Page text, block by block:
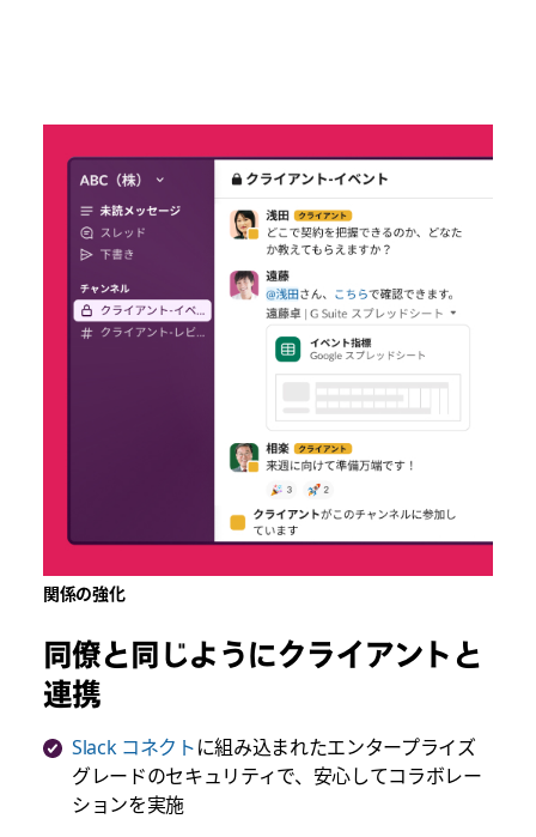
関係の強化
同僚と同じようにクライアントと
連携
Slack コネクトに組み込まれたエンタープライズ
グレードのセキュリティで、安心してコラボレー
ションを実施